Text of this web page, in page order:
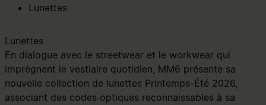
Lunettes
Lunettes
En dialogue avec le streetwear et le workwear qui
imprègnent le vestiaire quotidien, MM6 présente sa
nouvelle collection de lunettes Printemps-Été 2026,
associant des codes optiques reconnaissables à sa